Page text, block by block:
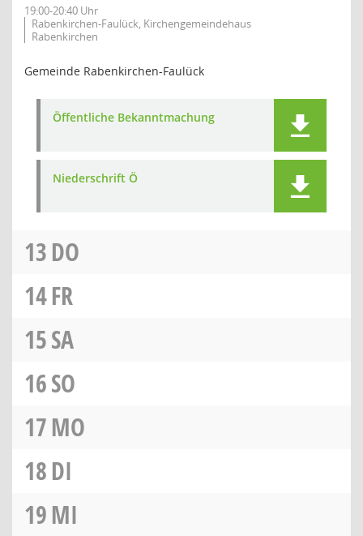
19:00-20:40 Uhr
Rabenkirchen-Faulück, Kirchengemeindehaus
Rabenkirchen
Gemeinde Rabenkirchen-Faulück
Öffentliche Bekanntmachung
Niederschrift Ö
13DO
14FR
15SA
16SO
17MO
18DI
19MI